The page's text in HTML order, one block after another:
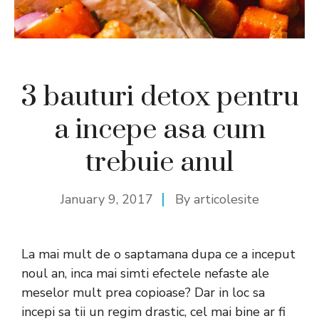
3 bauturi detox pentru
a incepe asa cum
trebuie anul
January 9, 2017 By articolesite
La mai mult de o saptamana dupa ce a inceput
noul an, inca mai simti efectele nefaste ale
meselor mult prea copioase? Dar in loc sa
incepi sa tii un regim drastic, cel mai bine ar fi